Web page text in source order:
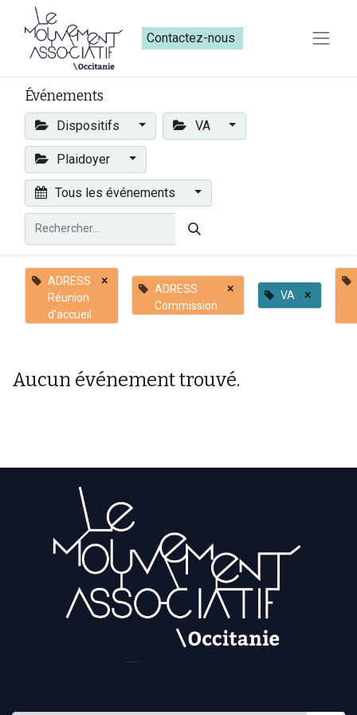
Contactez-nous​​
Événements
Dispositifs VA
Plaidoyer
Tous les événements
ADRESS
Réunion
d'accueil
×
ADRESS
Commission
× VA ×
Aucun événement trouvé.